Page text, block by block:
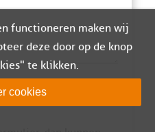
functioneren maken wij
deze door op de knop
te klikken.
cookies